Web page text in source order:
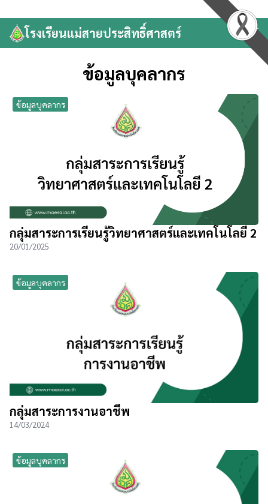
to
contentโรงเรียนแม่สายประสิทธิ์ศาสตร์
Search
for:
ข้อมูลบุคลากร
ข้อมูลบุคลากร
กลุ่มสาระการเรียนรู้วิทยาศาสตร์และเทคโนโลยี 2
20/01/2025
ข้อมูลบุคลากร
กลุ่มสาระการงานอาชีพ
14/03/2024
ข้อมูลบุคลากร